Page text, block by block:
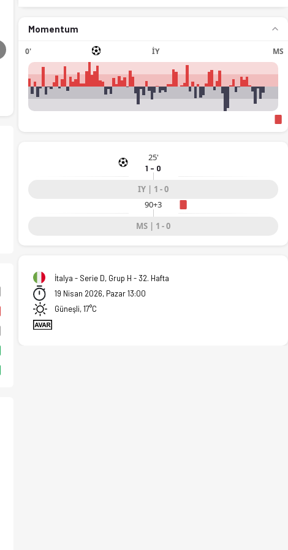
Next
Momentum
0' İY MS
25'
1 - 0
IY | 1 - 0
90+3
MS | 1 - 0
İtalya - Serie D, Grup H - 32. Hafta
19 Nisan 2026, Pazar 13:00
Güneşli, 17°C